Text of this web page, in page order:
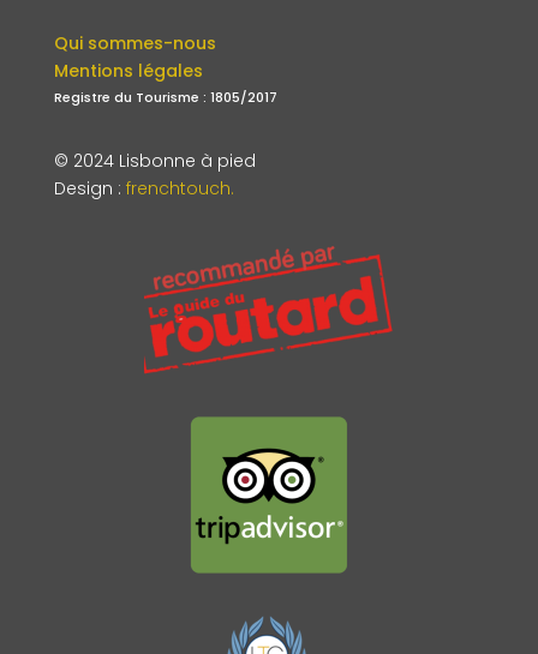
Qui sommes-nous
Mentions légales
Registre du Tourisme : 1805/2017
© 2024 Lisbonne à pied
Design : frenchtouch.